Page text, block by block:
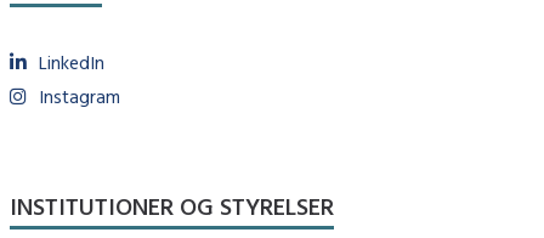
LinkedIn
Instagram
INSTITUTIONER OG STYRELSER